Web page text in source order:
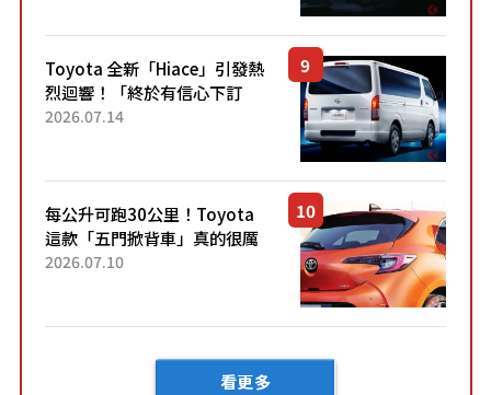
「三...
Toyota 全新「Hiace」引發熱
烈迴響！「終於有信心下訂
了！」「哪個等級交車最
車？...
2026.07.14
每公升可跑30公里！Toyota
這款「五門掀背車」真的很厲
害！ 擁有全長4.3公尺的「剛剛
2026.07.10
看更多